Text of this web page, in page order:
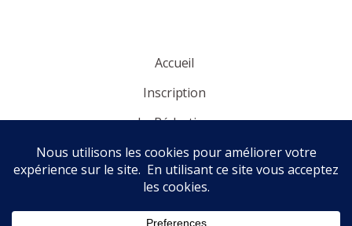
Accueil
Inscription
La Rédaction
Panorama